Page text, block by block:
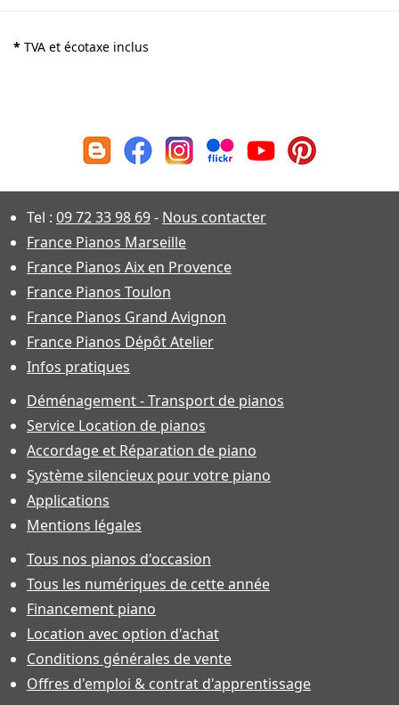
* TVA et écotaxe inclus
Tel : 09 72 33 98 69- Nous contacter
France Pianos Marseille
France Pianos Aix en Provence
France Pianos Toulon
France Pianos Grand Avignon
France Pianos Dépôt Atelier
Infos pratiques
Déménagement - Transport de pianos
Service Location de pianos
Accordage et Réparation de piano
Système silencieux pour votre piano
Applications
Mentions légales
Tous nos pianos d'occasion
Tous les numériques de cette année
Financement piano
Location avec option d'achat
Conditions générales de vente
Offres d'emploi & contrat d'apprentissage